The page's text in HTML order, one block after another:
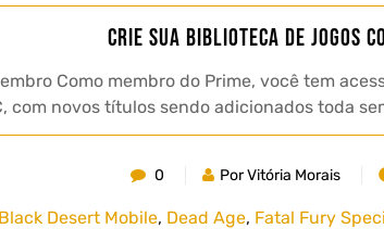
Crie sua Biblioteca de Jogos
Como membro do Prime, você tem
com novos títulos sendo adicionados toda
0 Por Vitória Morais
Black Desert Mobile, Dead Age, Fatal Fury